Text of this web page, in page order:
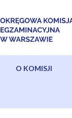
O KOMISJI